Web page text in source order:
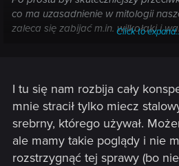
co ma uzasadnienie w mitologii
zaleca się zabijać m.in. wilkołaki i
miecza, wynika to z Sagi dość jasno.
nieuzbrojony i nigdzie dalej nie jest
Click to
I tu się nam rozbija cały
mnie stracił tylko miecz
srebrny, którego używał.
ale mamy takie poglądy i nie
rozstrzygnąć tej sprawy (bo